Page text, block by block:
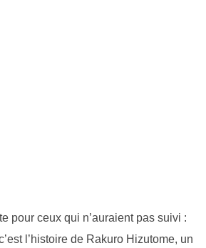
pour ceux qui n’auraient pas suivi :
l’histoire de Rakuro Hizutome, un